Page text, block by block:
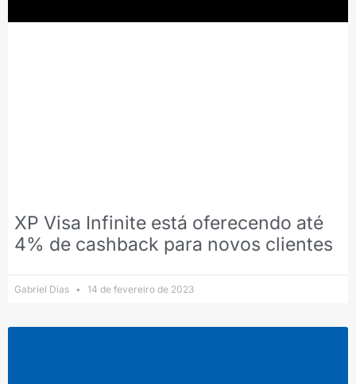
XP Visa Infinite está oferecendo até
4% de cashback para novos clientes
Gabriel Dias 14 de fevereiro de 2023